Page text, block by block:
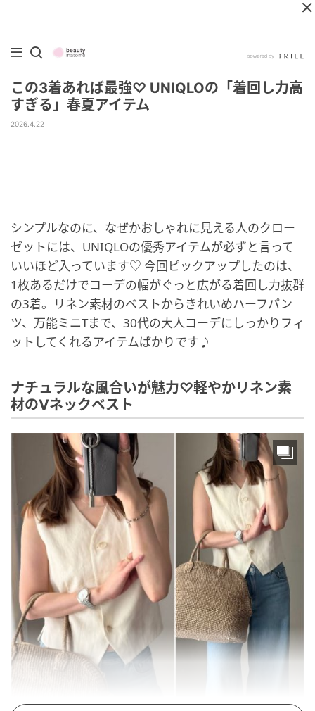
この3着あれば最強♡ UNIQLOの「着回し力高
すぎる」春夏アイテム
2026.4.22
シンプルなのに、なぜかおしゃれに見える人のクロー
ゼットには、UNIQLOの優秀アイテムが必ずと言って
いいほど入っています♡ 今回ピックアップしたのは、
1枚あるだけでコーデの幅がぐっと広がる着回し力抜群
の3着。リネン素材のベストからきれいめハーフパン
ツ、万能ミニTまで、30代の大人コーデにしっかりフィ
ットしてくれるアイテムばかりです♪
ナチュラルな風合いが魅力♡軽やかリネン素
材のVネックベスト